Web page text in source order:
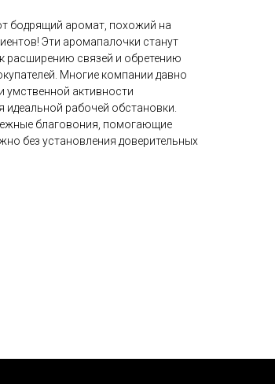
бодрящий аромат, похожий на
Эти аромапалочки станут
расширению связей и обретению
Многие компании давно
активности
идеальной рабочей обстановки.
благовония, помогающие
без установления доверительных